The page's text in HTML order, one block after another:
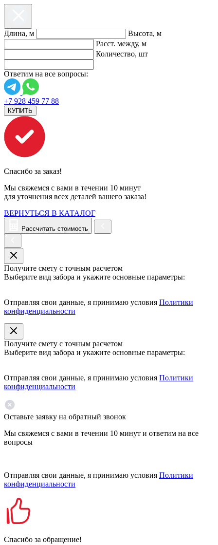
Длина, м
Высота, м
Расст. между, м
Количество, шт
Ответим на все вопросы:
+7 928 459 77 88
КУПИТЬ
Спасибо за заказ!
Мы свяжемся с вами в течении 10 минут
для уточнения всех деталей вашего заказа!
ВЕРНУТЬСЯ В КАТАЛОГ
Рассчитать стоимость
Получите смету с точным расчетом
Выберите вид забора и укажите основные параметры:
Отправляя свои данные, я принимаю условия Политики
конфиденциальности
Получите смету с точным расчетом
Выберите вид забора и укажите основные параметры:
Отправляя свои данные, я принимаю условия Политики
конфиденциальности
Оставьте заявку на обратный звонок
Мы свяжемся с вами в течении 10 минут и ответим на все
вопросы
Отправляя свои данные, я принимаю условия Политики
конфиденциальности
Спасибо за обращение!